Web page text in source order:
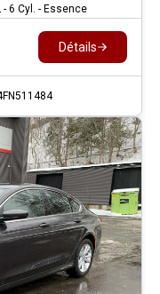
6 Cyl. - Essence
Détails